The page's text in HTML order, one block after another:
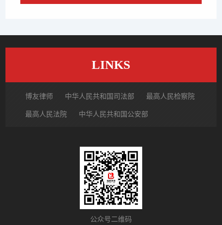
LINKS
博友律师 中华人民共和国司法部 最高人民检察院
最高人民法院 中华人民共和国公安部
北京市朝阳区律师协会 中国裁判文书网
公众号二维码